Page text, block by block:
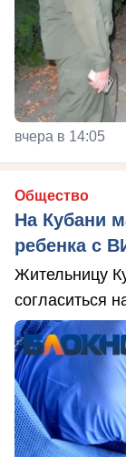
вчера в 14:05
Общество
На Кубани
ребенка с
Жительницу
согласиться